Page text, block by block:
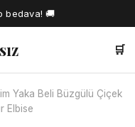
bedava! 🚚
🛒
🔍
Yaka Beli Büzgülü Çiçek
Elbise